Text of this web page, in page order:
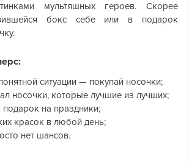
мультяшных героев. Скорее
бокс себе или в подарок
ситуации — покупай носочки;
носочки, которые лучшие из лучших;
подарок на праздники;
красок в любой день;
нет шансов.